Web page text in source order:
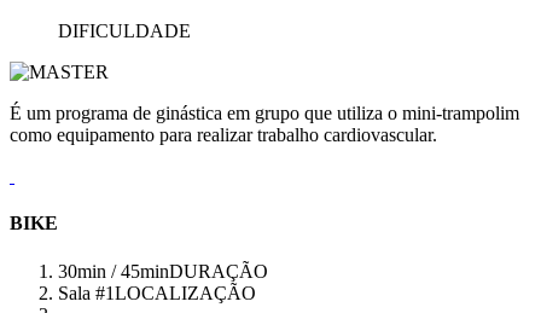
DIFICULDADE
É um programa de ginástica em grupo que utiliza o mini-trampolim
como equipamento para realizar trabalho cardiovascular.
BIKE
30min / 45minDURAÇÃO
Sala #1LOCALIZAÇÃO